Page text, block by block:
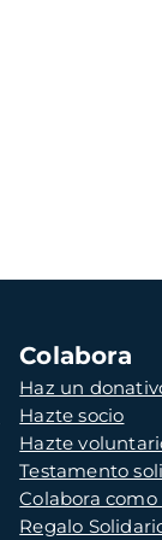
Colabora
Haz un
Hazte socio
Hazte
Testamento
Colabora
Regalo